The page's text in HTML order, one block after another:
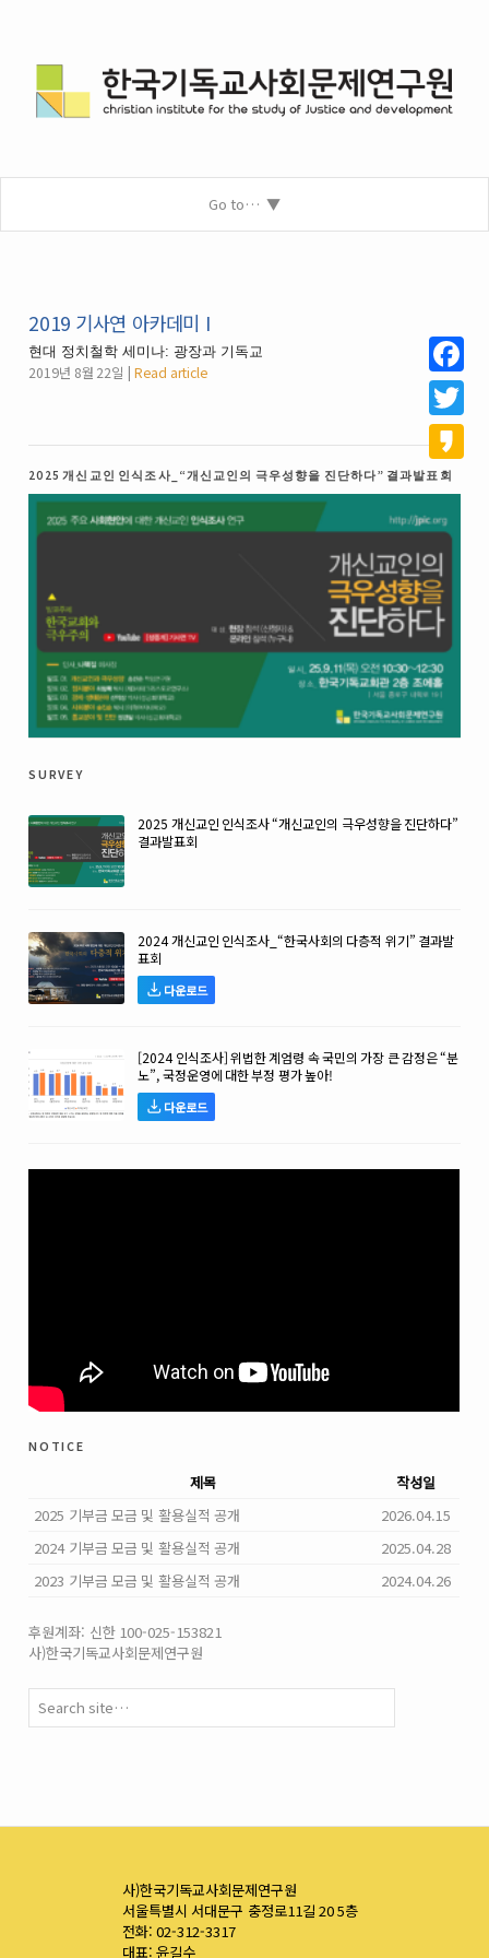
Go to…
2019 기사연 아카데미 I
현대 정치철학 세미나: 광장과 기독교
2019년 8월 22일 Read article
2025 개신교인 인식조사_“개신교인의 극우성향을 진단하다” 결과발표회
survey
2025 개신교인 인식조사 “개신교인의 극우성향을 진단하다”
결과발표회
2024 개신교인 인식조사_“한국사회의 다층적 위기” 결과발
표회
다운로드
[2024 인식조사] 위법한 계엄령 속 국민의 가장 큰 감정은 “분
노”, 국정운영에 대한 부정 평가 높아!
다운로드
notice
제목
작성일
2025 기부금 모금 및 활용실적 공개
2026.04.15
2024 기부금 모금 및 활용실적 공개
2025.04.28
2023 기부금 모금 및 활용실적 공개
2024.04.26
후원계좌: 신한 100-025-153821
사)한국기독교사회문제연구원
사)한국기독교사회문제연구원
서울특별시 서대문구 충정로11길 20 5층
전화: 02-312-3317
대표: 윤길수
Twitter
Kakao